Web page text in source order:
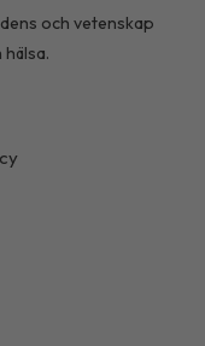
och vetenskap